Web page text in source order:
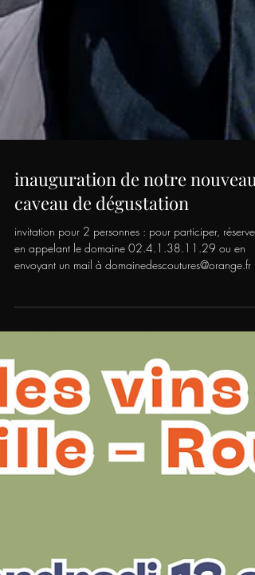
inauguration de notre nouveau
caveau de dégustation
invitation pour 2 personnes : pour participer, réservez
envoyant un mail à domainedescoutures@orange.fr